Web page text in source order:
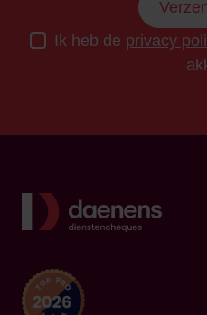
Ik heb de privacy